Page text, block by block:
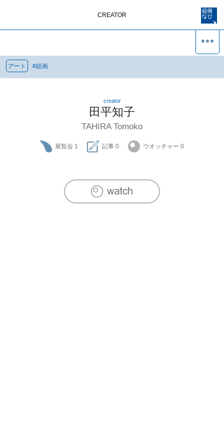
CREATOR
アート #絵画
creator
田平知子
TAHIRA Tomoko
展覧会 1 記事 0 ウオッチャー 0